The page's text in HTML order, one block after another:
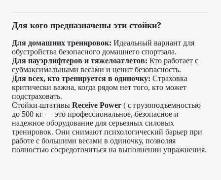
Для кого предназначены эти стойки?
Для домашних тренировок: Идеальный вариант для
обустройства безопасного домашнего спортзала.
Для пауэрлифтеров и тяжелоатлетов: Кто работает с
субмаксимальными весами и ценит безопасность.
Для всех, кто тренируется в одиночку: Страховка
критически важна, когда рядом нет того, кто может
подстраховать.
Стойки-штативы Receive Power ( с грузоподъемностью
до 500 кг — это профессиональное, безопасное и
надежное оборудование для серьезных силовых
тренировок. Они снимают психологический барьер при
работе с большими весами в одиночку, позволяя
полностью сосредоточиться на выполнении упражнения.